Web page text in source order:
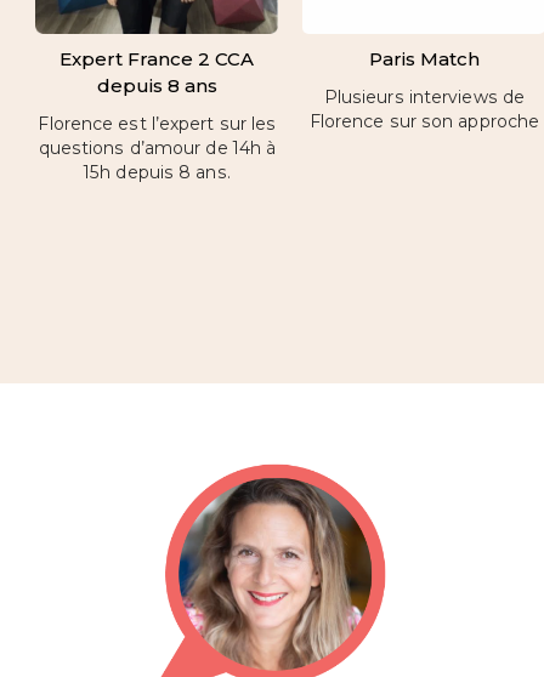
Expert France 2 CCA
depuis 8 ans
Florence est l’expert sur les
questions d’amour de 14h à
15h depuis 8 ans.
Paris Match
Plusieurs interviews de
Florence sur son approche